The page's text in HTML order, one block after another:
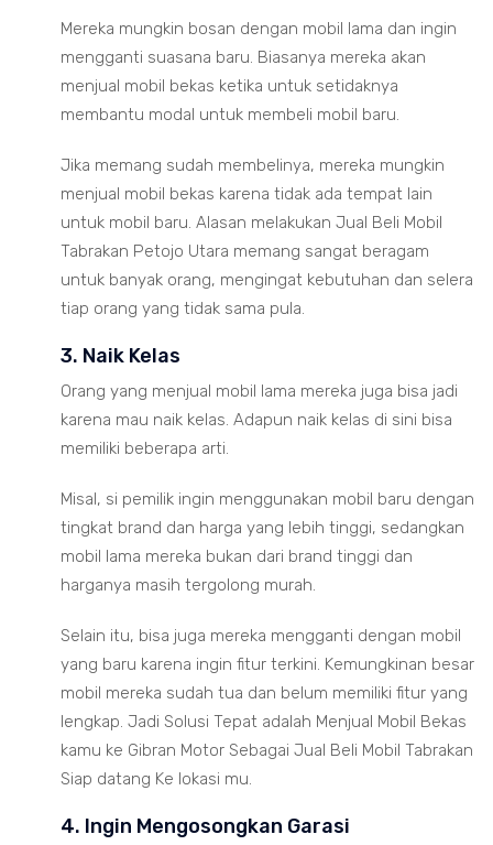
Mereka mungkin bosan dengan mobil lama dan ingin
mengganti suasana baru. Biasanya mereka akan
menjual mobil bekas ketika untuk setidaknya
membantu modal untuk membeli mobil baru.
Jika memang sudah membelinya, mereka mungkin
menjual mobil bekas karena tidak ada tempat lain
untuk mobil baru. Alasan melakukan Jual Beli Mobil
Tabrakan Petojo Utara memang sangat beragam
untuk banyak orang, mengingat kebutuhan dan selera
tiap orang yang tidak sama pula.
3. Naik Kelas
Orang yang menjual mobil lama mereka juga bisa jadi
karena mau naik kelas. Adapun naik kelas di sini bisa
memiliki beberapa arti.
Misal, si pemilik ingin menggunakan mobil baru dengan
tingkat brand dan harga yang lebih tinggi, sedangkan
mobil lama mereka bukan dari brand tinggi dan
harganya masih tergolong murah.
Selain itu, bisa juga mereka mengganti dengan mobil
yang baru karena ingin fitur terkini. Kemungkinan besar
mobil mereka sudah tua dan belum memiliki fitur yang
lengkap. Jadi Solusi Tepat adalah Menjual Mobil Bekas
kamu ke Gibran Motor Sebagai Jual Beli Mobil Tabrakan
Siap datang Ke lokasi mu.
4. Ingin Mengosongkan Garasi